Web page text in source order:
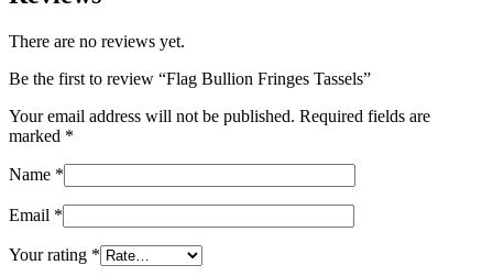
There are no reviews yet.
Be the first to review “Flag Bullion Fringes Tassels”
Your email address will not be published. Required fields are
marked *
Name *
Email *
Your rating *